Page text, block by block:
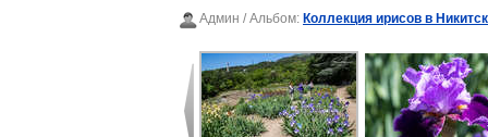
Админ / Альбом: Коллекция ирисов в